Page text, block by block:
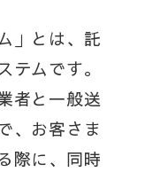
」とは、託
テムです。
者と一般送
、お客さま
際に、同時